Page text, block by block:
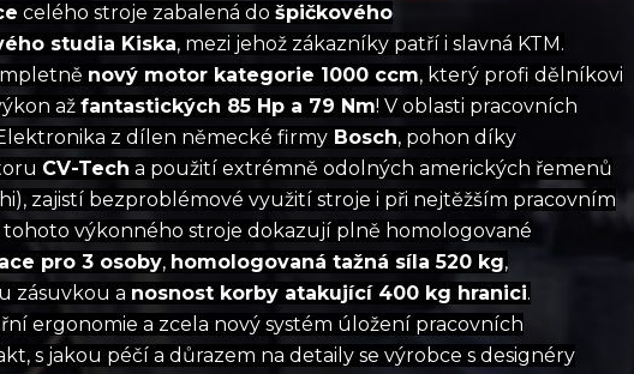
celého stroje zabalená do špičkového
studia Kiska, mezi jehož zákazníky patří i slavná KTM.
nový motor kategorie 1000 ccm, který profi dělníkovi
až fantastických 85 Hp a 79 Nm! V oblasti pracovních
z dílen německé firmy Bosch, pohon díky
CV-Tech a použití extrémně odolných amerických řemenů
zajistí bezproblémové využití stroje i při nejtěžším pracovním
tohoto výkonného stroje dokazují plně homologované
pro 3 osoby, homologovaná tažná síla 520 kg,
zásuvkou a nosnost korby atakující 400 kg hranici.
ergonomie a zcela nový systém úložení pracovních
s jakou péčí a důrazem na detaily se výrobce s designéry